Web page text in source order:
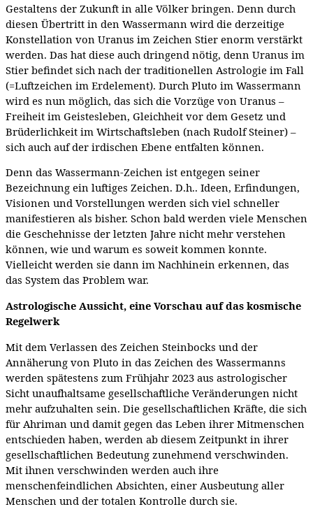
Gestaltens der Zukunft in alle Völker bringen. Denn durch
diesen Übertritt in den Wassermann wird die derzeitige
Konstellation von Uranus im Zeichen Stier enorm verstärkt
werden. Das hat diese auch dringend nötig, denn Uranus im
Stier befindet sich nach der traditionellen Astrologie im Fall
(=Luftzeichen im Erdelement). Durch Pluto im Wassermann
wird es nun möglich, das sich die Vorzüge von Uranus –
Freiheit im Geistesleben, Gleichheit vor dem Gesetz und
Brüderlichkeit im Wirtschaftsleben (nach Rudolf Steiner) –
sich auch auf der irdischen Ebene entfalten können.
Denn das Wassermann-Zeichen ist entgegen seiner
Bezeichnung ein luftiges Zeichen. D.h.. Ideen, Erfindungen,
Visionen und Vorstellungen werden sich viel schneller
manifestieren als bisher. Schon bald werden viele Menschen
die Geschehnisse der letzten Jahre nicht mehr verstehen
können, wie und warum es soweit kommen konnte.
Vielleicht werden sie dann im Nachhinein erkennen, das
das System das Problem war.
Astrologische Aussicht, eine Vorschau auf das kosmische
Regelwerk
Mit dem Verlassen des Zeichen Steinbocks und der
Annäherung von Pluto in das Zeichen des Wassermanns
werden spätestens zum Frühjahr 2023 aus astrologischer
Sicht unaufhaltsame gesellschaftliche Veränderungen nicht
mehr aufzuhalten sein. Die gesellschaftlichen Kräfte, die sich
für Ahriman und damit gegen das Leben ihrer Mitmenschen
entschieden haben, werden ab diesem Zeitpunkt in ihrer
gesellschaftlichen Bedeutung zunehmend verschwinden.
Mit ihnen verschwinden werden auch ihre
menschenfeindlichen Absichten, einer Ausbeutung aller
Menschen und der totalen Kontrolle durch sie.